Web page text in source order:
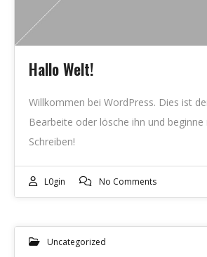
Hallo Welt!
Willkommen bei WordPress. Dies ist
Bearbeite oder lösche ihn und
Schreiben!
L0gin No Comments
Uncategorized